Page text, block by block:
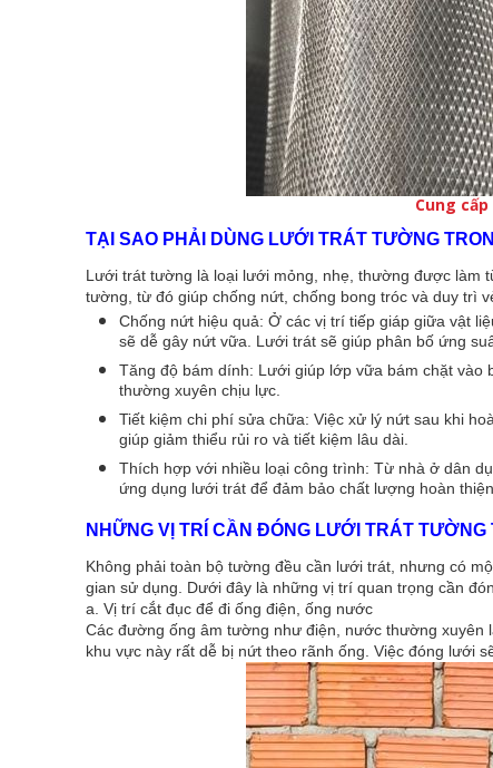
Cung
TẠI SAO PHẢI DÙNG LƯỚI TRÁT TƯỜNG
Lưới trát tường là loại lưới mỏng, nhẹ, thường được làm
tường, từ đó giúp chống nứt, chống bong tróc và duy trì
Chống nứt hiệu quả: Ở các vị trí tiếp giáp giữa vật
sẽ dễ gây nứt vữa. Lưới trát sẽ giúp phân bố ứng
Tăng độ bám dính: Lưới giúp lớp vữa bám chặt vào
thường xuyên chịu lực.
Tiết kiệm chi phí sửa chữa: Việc xử lý nứt sau khi
giúp giảm thiểu rủi ro và tiết kiệm lâu dài.
Thích hợp với nhiều loại công trình: Từ nhà ở dân
ứng dụng lưới trát để đảm bảo chất lượng hoàn
NHỮNG VỊ TRÍ CẦN ĐÓNG LƯỚI TRÁT TƯỜNG
Không phải toàn bộ tường đều cần lưới trát, nhưng có
gian sử dụng. Dưới đây là những vị trí quan trọng cần
a. Vị trí cắt đục để đi ống điện, ống nước
Các đường ống âm tường như điện, nước thường xuyên
khu vực này rất dễ bị nứt theo rãnh ống. Việc đóng lưới